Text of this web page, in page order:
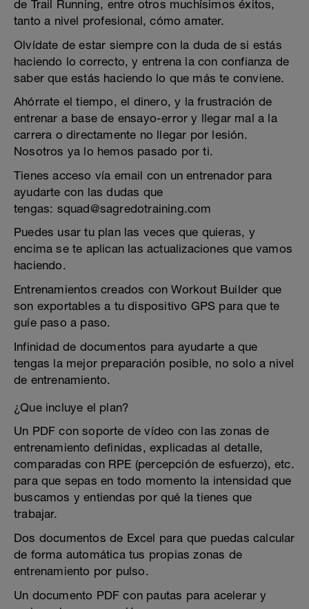
de Trail Running, entre otros muchísimos éxitos,
tanto a nivel profesional, cómo amater.
Olvídate de estar siempre con la duda de si estás
haciendo lo correcto, y entrena la con confianza de
saber que estás haciendo lo que más te conviene.
Ahórrate el tiempo, el dinero, y la frustración de
entrenar a base de ensayo-error y llegar mal a la
carrera o directamente no llegar por lesión.
Nosotros ya lo hemos pasado por ti.
Tienes acceso vía email con un entrenador para
ayudarte con las dudas que
tengas: squad@sagredotraining.com
Puedes usar tu plan las veces que quieras, y
encima se te aplican las actualizaciones que vamos
haciendo.
Entrenamientos creados con Workout Builder que
son exportables a tu dispositivo GPS para que te
guíe paso a paso.
Infinidad de documentos para ayudarte a que
tengas la mejor preparación posible, no solo a nivel
de entrenamiento.
¿Que incluye el plan?
Un PDF con soporte de vídeo con las zonas de
entrenamiento definidas, explicadas al detalle,
comparadas con RPE (percepción de esfuerzo), etc.
para que sepas en todo momento la intensidad que
buscamos y entiendas por qué la tienes que
trabajar.
Dos documentos de Excel para que puedas calcular
de forma automática tus propias zonas de
entrenamiento por pulso.
Un documento PDF con pautas para acelerar y